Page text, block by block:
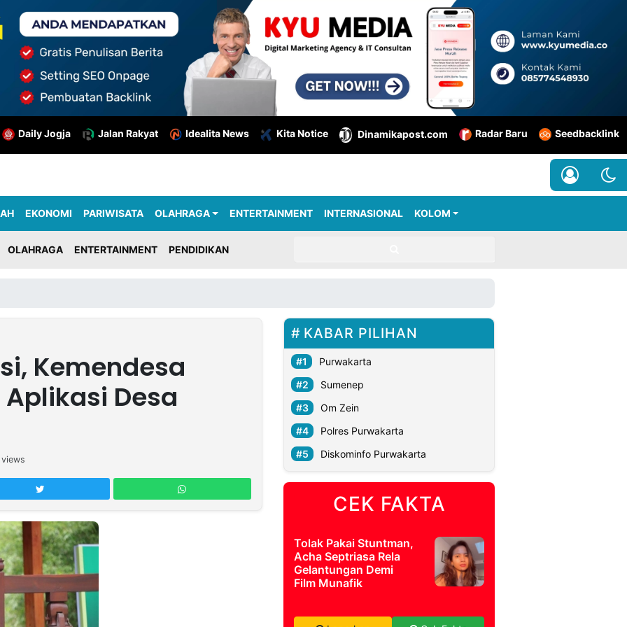
Daily Jogja Jalan Rakyat Idealita News Kita Notice Dinamikapost.com Radar Baru Seedbacklink
EKONOMI PARIWISATA OLAHRAGA ENTERTAINMENT INTERNASIONAL KOLOM
OLAHRAGA ENTERTAINMENT PENDIDIKAN
Kemendesa
Aplikasi Desa
views
KABAR PILIHAN
Purwakarta
Sumenep
Om Zein
Polres Purwakarta
Diskominfo Purwakarta
CEK FAKTA
Tolak Pakai Stuntman,
Acha Septriasa Rela
Gelantungan Demi
Film Munafik